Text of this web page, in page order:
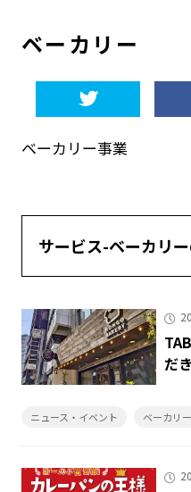
ベーカリー
ベーカリー事業
サービス-ベーカリー
だ
ニュース・イベント ベーカリー